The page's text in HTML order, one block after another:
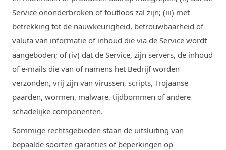
Service ononderbroken of foutloos zal zijn; (iii) met
betrekking tot de nauwkeurigheid, betrouwbaarheid of
valuta van informatie of inhoud die via de Service wordt
aangeboden; of (iv) dat de Service, zijn servers, de inhoud
of e-mails die van of namens het Bedrijf worden
verzonden, vrij zijn van virussen, scripts, Trojaanse
paarden, wormen, malware, tijdbommen of andere
schadelijke componenten.
Sommige rechtsgebieden staan ​​de uitsluiting van
bepaalde soorten garanties of beperkingen op